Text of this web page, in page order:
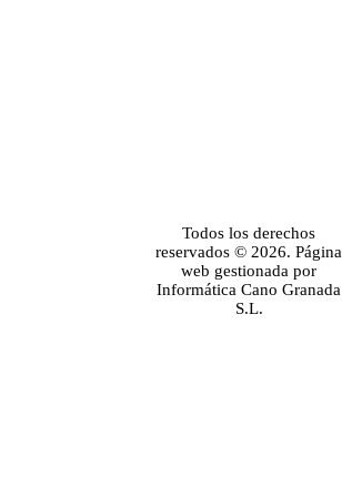
Todos los derechos
reservados © 2026. Página
web gestionada por
Informática Cano Granada
S.L.